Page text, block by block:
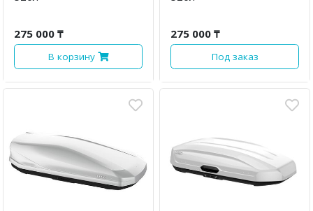
275 000 ₸
В корзину
275 000 ₸
Под заказ